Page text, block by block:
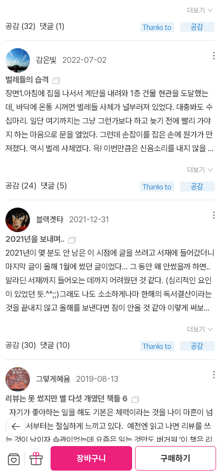
장바구니 구매하기
있다, 다만 민주주의가 문제다라는 사실이다. 인간이 저지릉 이 거대
한 위기를 해결할 수 있는 것도 인간이다. 그러나 그 해결을 위해선느
이제와는 전혀 다른 새로운 형태의 전환을 이루어 내야만 한다. 과연
그것이 가능할 것인가. 아주 낮은 가능성이지만 생명탄생의 모든 우
연의 가능성에 비하면 그렇게 낮은 가능성은 아니다. 위태롭지만 낙
관과 낙천적인 태도를 버릴 이유는 없다. 현재의 삶도 역시 소중하기
때문이다.
북극과 남극 지역은 더 추운 기후가 되었을 것이다. 자전축이 지금보
다 더 기울어졌다면, 적도 부근을 제외한 대부분의 지역이 지금보다
고 길고 극심한 여름과 겨울만이 있었을 것이다. (20~21 페이지) 2
만 년 전에서 1만 년 전까지 대기 중에서 약 100ppm의 이산화탄소
가 상승하면서 10만 년 가까이 이어지던 마지막 빙하기가 끝났다. 그
후 산업혁명이 시작된 1750년대까지 대기 중 이산화탄소 농도는 28
0ppm을 유지했다. 하지만 인간이 화석연료를 사용하면서 대기 중
이산화탄소 농도가 300년도 안 되는 사이에 125ppm이나 급격하게
치솟았다. 이는 오늘날 인간이 지구에 미치는 영향이 어느 정도인지
를 명백하게 보여준다. (30 페이지) 인류는 생태계에서 한구석을 차
있다. 인간 활동은 태양에너지 변화, 화산 분출, 빙하 주기와 지각판
운동보다 더 큰 크기의 속도로 지구에 영향을 준다. 지구시스템에 미
치는 인간의 영향력이 자연의 힘을 능가하는 새로운 시대에 들어셨다
(54 페이지)
가 와서 독일의 한 마을이 침수되는 장면을 본 것이 기억나는데 올핸
정반대가 되어버렸다. 연중 일정한 강수량으로 강폭이 비교적 좁고
깊어 수운에 유리한 유럽의 배들은 이제 강 한가운데서 바닥에 닿을
까 조심하며 운행하고 있다. 그래서 선적도 기존의 1/4밖에 하지 못
하고 있고 운임은 당연히 4배로 올랐다. 얼마전 뉴스에서 기후가 2도
정도 올라갈 경우 강수가 늘어나는 지역과 줄어드는 지역이 나왔는데
아프리카 니제르 강 유역은 엄청나게 늘어나는 걸로 나왔고 유럽은
크게 줄어드는 것으로 나왔다. 사막화나 반건조 기후로의 전환이 우
려되는 상황이다. 이런 상황에서 러시아의 우크라이나 침공으로 인
한 에너지 수급 문제로 발등에 불이 떨어진 유럽지역조차도 화력발전
과 원전을 재가동하고 있다. 친환경으로 유명한 노르웨이도 기후 변
화로 올해 풍력발전이 기존의 절반정도에 불과하다고 한다. 그리고
가장 많은 온실가스를 내뿜는 중국과 인도는 선진국 수준의 국민소득
이 첨예한 지금 협력은 매우 요원한 일이 되어버렸다. 세기말이 되면
세계 인구는 100억을 돌파할 것으로 보이는데 이는 2도 상승을 막는
일이 매우 어렵다는 것을 의미한다. 세태가 이래서인지 지구온난화를
막고 환경을 지키자는 책들도 유독 많이 나오고 있다. 적절한 비유가
아닌걸 알지만 마치 한창 경기가 불타오를때 부동산, 주식, 코인 투자
책이 쏟아지던것과 비슷한 느낌이다. 그래서인지 최근 이런 책들을
많이 봤고 적지 않을 깨달음을 얻었다. 많은 사람들이 이런걸 읽고 온
난화 방지를 위해 노력할 필요가 있다. 아침 기온이 20도 정도인 오
국 쓰레기 시멘트의 비밀과, 화학물질 비밀은 위험하다는 온난화는
아니지만 환경파괴에 대한 책이다. 둘 다 산업논리를 앞세워 시민 건
강과 환경을 위협하는 책이다. 한국의 시멘트는 외환위기 이후 도산
하게 되었다. 환경부와 정부는 놀랍게도 이들을 회생시키기 위해 이
때부터 폐기물을 시멘트의 원료로 사용하게 허락해주었다. 폐타이어
를 비롯한 온갖 화학물질과 쓰레기가 여기서 고온에 처리된다. 정부
와 시멘트 기업입장에선 일석 이조다. 정부는 시멘트 기업을 살리고
골치아픈 쓰레기를 요상한 방법으로 처리하여 친환경지수를 높인다.
그리고 시멘트 기업은 저렴한 가연재료를 얻는다. 피해는 시민의 몫
이다. 이런 시멘트는 아파트에 사용되어 시민, 특히 어린이의 건강을
위협한다. 화학물질은 검증되지 않은 물질이다. 이런 물질의 검증은
더보기
공감 (32) 댓글 (1)
감은빛 2022-07-02
벌레들의 습격
장면1.아침에 집을 나서서 계단을 내려와 1층 건물 현관을 도달했는
데, 바닥에 온통 시꺼먼 벌레들 사체가 널부러져 있었다. 대충봐도 수
십마리. 일단 여기까지는 그냥 그런가보다 하고 늦기 전에 빨리 가야
지 하는 마음으로 문을 열었다. 그런데 손잡이를 잡은 손에 뭔가가 만
져졌다. 역시 벌레 사체였다. 윽! 이번만큼은 신음소리를 내지 않을 수
었다. 얼른 문을 열고 나오는데, 맙소사! 이번에는 수백마리의 동일한
벌레 사체가 입구에 흩어져있었다. 이게 뭔 일이지? 간밤에 무슨 일
이 벌어진 건가? 이 집에 5년째 살고 있지만 이런 경우는 처음이었
다. 동네 뒷산 중턱이라 벌레도 많고 각종 새 울음 소리도 잘 들리고,
집으로 돌아오는 길이 어지간한 등산 코스처럼 느껴지는 집이지만,
이렇게 수백마리의 벌레가 하얀 디딤돌 위에 흩어진 모습을 볼 줄은
몰랐다. 이게 혹시 무슨 자연현상의 전조 현상은 아닌지 조금 불안했
으나 더 늦기 전에 움지여야 할 상황이라 일단 걸음을 옮겼다.장면2.
경사가 급한 골목길을 걸어 내려가는데, 왼쪽 무릎과 발목에 약한 통
증이 느껴졌다. 여기저기 온 몸의 관절에 통증이 옮겨다니는 증상이
나타난지도 6년째 정도 되는 것 같다. 이런 관절로 이 동네에 사는 건
무척 괴롭고 힘든 일이다. 오르막길을 올라 돌아오는 길은 그래도 괜
찮지만, 내려가는 일은 무릎과 발목에 부담을 줘서 절뚝거리거나 뒤
다고 생각하며 조심조심 내려간다.그러는 와중에 골목 오른쪽 한 신
축빌라 현관에서 20대로 보이는 남성 한 명이 문을 열고 나오는 모습
을 보았다. 그는 ˝윽!˝, ˝어우씨!˝ 등의 감탄사를 내뱉으며 펄쩍 뛰는
모양새로 현관을 나섰다. 왜 그러나 싶어서 봤더니 그 신축빌라 현관
에도 수백마리의 벌레가 죽어 흩어져있었다. 가까이 다가가지 않아서
자세히 볼 수는 없었지만, 우리집 현관에서 본 놈들과 같은 놈들이 아
닐까 싶었다. 그 젊은 남성은 진절머리를 치며 내리막길을 빠르게 내
려갔다. 우리집은 바로 뒤가 산으로 오르는 입구라 벌레가 그렇게 많
더보기
공감 (24) 댓글 (5)
블랙겟타2021-12-31
2021년을 보내며..
2021년이 몇 분도 안 남은 이 시점에 글을 쓰려고 서재에 들어갔더니
마지막 글이 올해 1월에 썼던 글이었다… 그 동안 왜 안썼을까 하면..
알라딘 서재까지 들어오는 데까지 어려웠던 것 같다. (심리적인 요인
이 있었던 듯.^^;;)그래도 나도 소소하게나마 한해의 독서결산이라는
것을 끝내지 않고 올해를 보낸다면 잠이 안올 것 같아 이렇게 써보기
시작된 코로나 시대는 올해도 어김없이 계속되었다. 더 심해지면 심
해졌지 않았나 싶다. 작년을 겪으면서 올해 안에 끝나진 않겠구나라
는 것을 각오는 하고 있었지만 그래도 막상 1년을 더 보내고 나니 몸
도 마음도 지쳐있는 나를 발견할 수 있었다. 사실 코로나 시대가 계속
되면서 거리두기가 강화되며 한편으론 편한 것도 있었다. 밤거리를
나가도 밤새 술 마시며 고성방가를 거리는 사람도 바닥에 유인물, 담
배꽁초들로 쌓여진 것들을 보지 않을 수 있겠구나해서 말이다. 나도
어차피 최근 몇 년간은 새벽동안 마실 경우가 거의 없었기에 늦게까
지 술을 못먹는 것 정돈 참을 수 있었다. 그런데 이렇게 내향적인 내가
코로나에 타격을 입고 있을 줄은 몰랐다. 언제부턴가 나는 나랑 놀고
있었다. 그래도 뭐 다른 사람의 취향에 맞출 필요없이 내가 원하는 밥
더보기
공감 (30) 댓글 (10)
그렇게혜윰 2019-08-13
리뷰는 못 썼지만 별 다섯 개였던 책들 6
자기가 좋아하는 일을 해도 기본은 체력이라는 것을 나이 마흔이 넘
어가면서부터는 절실하게 느끼고 있다. 예전엔 읽고 나면 리뷰를 쓰
는 것이 낙이자 습관이었는데 요즘은 읽는 것만도 버거워 '이 책은 리
뷰를 쓰면 좋겠다'라는 바람만 가질 뿐 의무감이 없는 지라 좋은 책도
리뷰를 쓰지 못한 채 마음에만 담아두는 일이 잦아졌다. 그래서 '이
뒤로가
기